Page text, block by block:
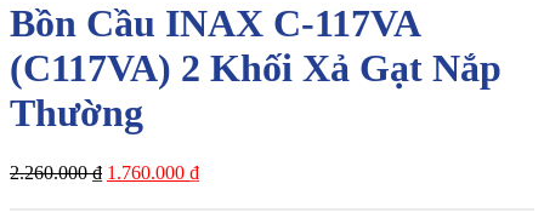
Bồn Cầu INAX C-117VA
(C117VA) 2 Khối Xả Gạt Nắp
Thường
2.260.000₫ 1.760.000 ₫